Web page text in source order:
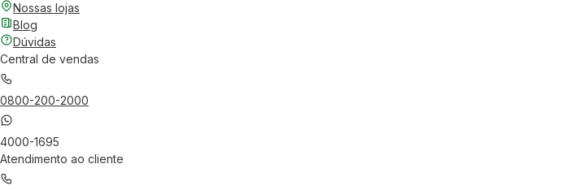
Nossas lojas
Blog
Dúvidas
Central de vendas
0800-200-2000
4000-1695
Atendimento ao cliente